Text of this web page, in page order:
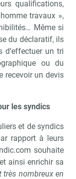
qualifications,
travaux »,
Même si
du déclaratif, ils
d’effectuer un tri
ou du
recevoir un devis
les syndics
et de syndics
rapport à leurs
souhaite
et ainsi enrichir sa
très nombreux en